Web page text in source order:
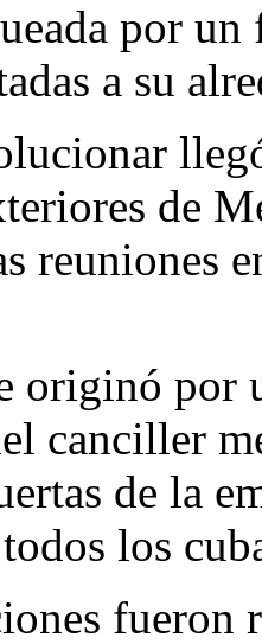
por
a su
de
reuniones
originó por
canciller
de la
los
fueron